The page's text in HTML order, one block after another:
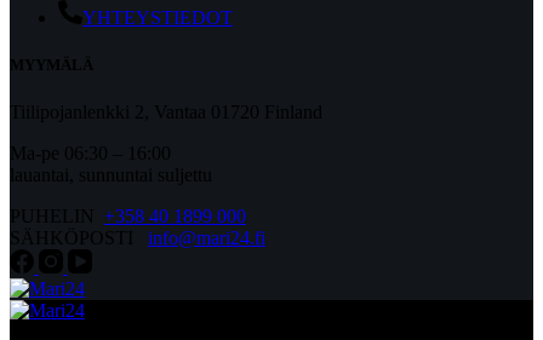
YHTEYSTIEDOT
MYYMÄLÄ
Tiilipojanlenkki 2, Vantaa 01720 Finland
Ma-pe 06:30 – 16:00
lauantai, sunnuntai suljettu
PUHELIN +358 40 1899 000
SÄHKÖPOSTI info@mari24.fi